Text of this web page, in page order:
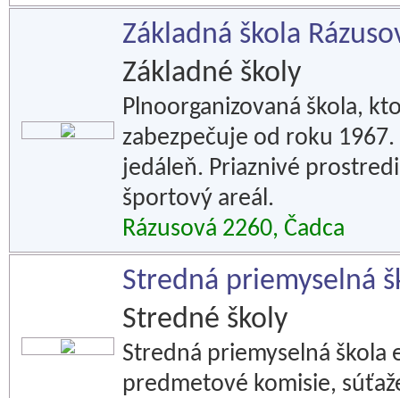
Základná škola
Základné školy
Plnoorganizovaná škola,
zabezpečuje od roku
jedáleň. Priaznivé
športový areál.
Rázusová 2260, Čadca
Stredná priemyselná
Stredné školy
Stredná priemyselná
predmetové komisie,